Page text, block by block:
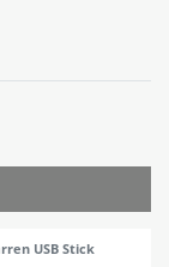
USB Stick